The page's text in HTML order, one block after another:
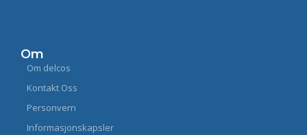
Om
Om delcos
Kontakt Oss
Personvern
Informasjonskapsler